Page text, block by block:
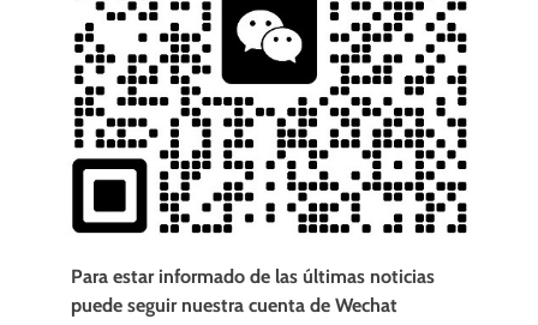
Para estar informado de las últimas noticias
puede seguir nuestra cuenta de Wechat